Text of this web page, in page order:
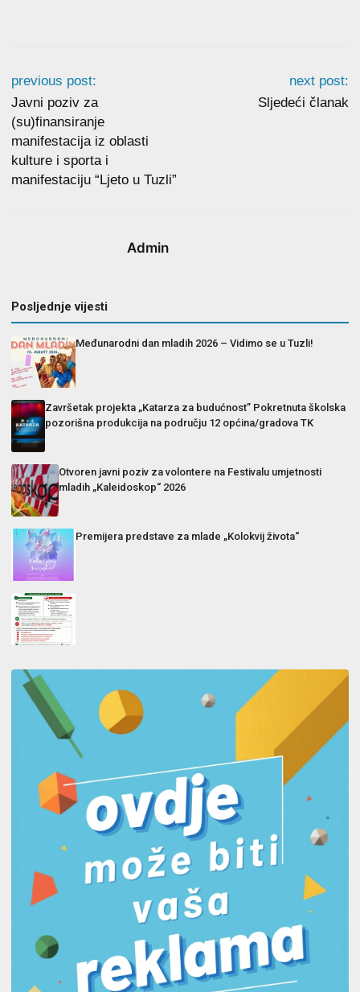
previous post:
Javni poziv za
(su)finansiranje
manifestacija iz oblasti
kulture i sporta i
manifestaciju “Ljeto u Tuzli”
next post:
Sljedeći članak
Admin
Posljednje vijesti
Međunarodni dan mladih 2026 – Vidimo se u Tuzli!
Završetak projekta „Katarza za budućnost” Pokretnuta školska
pozorišna produkcija na području 12 općina/gradova TK
Otvoren javni poziv za volontere na Festivalu umjetnosti
mladih „Kaleidoskop“ 2026
Premijera predstave za mlade „Kolokvij života“